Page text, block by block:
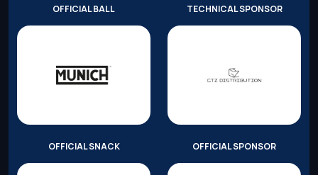
OFFICIAL BALL TECHNICAL SPONSOR
OFFICIAL SNACK OFFICIAL SPONSOR